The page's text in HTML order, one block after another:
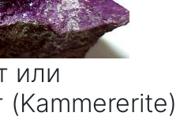
или